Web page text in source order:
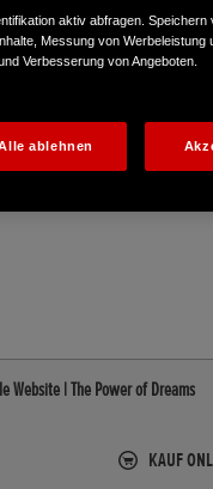
Website | The Power of Dreams
KAUF
aktiv abfragen. Speichern
Messung von Werbeleistung
Verbesserung von Angeboten.
ablehnen